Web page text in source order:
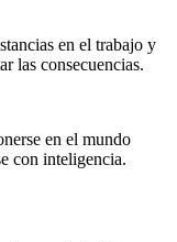
en el trabajo y
las consecuencias.
en el mundo
con inteligencia.